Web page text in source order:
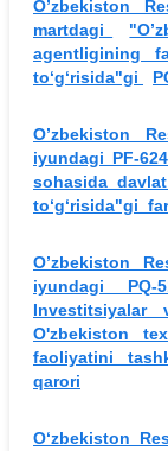
O’zbekiston
martdagi
agentligining
to‘g‘risida"gi
O’zbekiston
iyundagi PF-
sohasida
to‘g‘risida"gi
O’zbekiston
iyundagi PQ-
O'zbekiston
faoliyatini
qarori
O‘zbekiston